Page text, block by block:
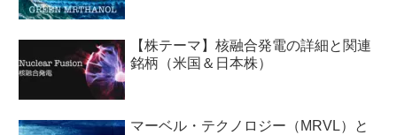
【株テーマ】核融合発電の詳細と関連
銘柄（米国＆日本株）
マーベル・テクノロジー（MRVL）と